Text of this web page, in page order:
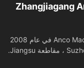
تأسست شركة Anco Machinery Equipment Co ، Ltd في عام 2008